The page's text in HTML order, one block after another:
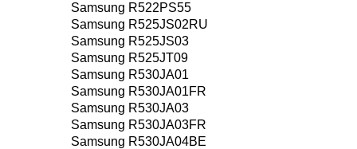
Samsung R522PS55
Samsung R525JS02RU
Samsung R525JS03
Samsung R525JT09
Samsung R530JA01
Samsung R530JA01FR
Samsung R530JA03
Samsung R530JA03FR
Samsung R530JA04BE